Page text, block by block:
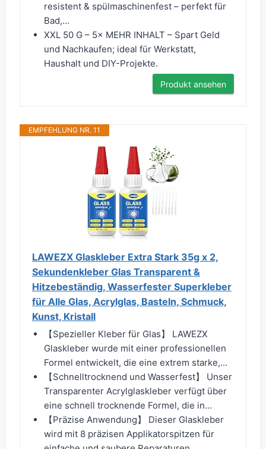
resistent & spülmaschinenfest – perfekt für
Bad,...
XXL 50 G – 5× MEHR INHALT – Spart Geld
und Nachkaufen; ideal für Werkstatt,
Haushalt und DIY-Projekte.
Produkt ansehen
EMPFEHLUNG NR. 11
LAWEZX Glaskleber Extra Stark 35g x 2,
Sekundenkleber Glas Transparent &
Hitzebeständig, Wasserfester Superkleber
für Alle Glas, Acrylglas, Basteln, Schmuck,
Kunst, Kristall
【Spezieller Kleber für Glas】 LAWEZX
Glaskleber wurde mit einer professionellen
Formel entwickelt, die eine extrem starke,...
【Schnelltrocknend und Wasserfest】 Unser
Transparenter Acrylglaskleber verfügt über
eine schnell trocknende Formel, die in...
【Präzise Anwendung】 Dieser Glaskleber
wird mit 8 präzisen Applikatorspitzen für